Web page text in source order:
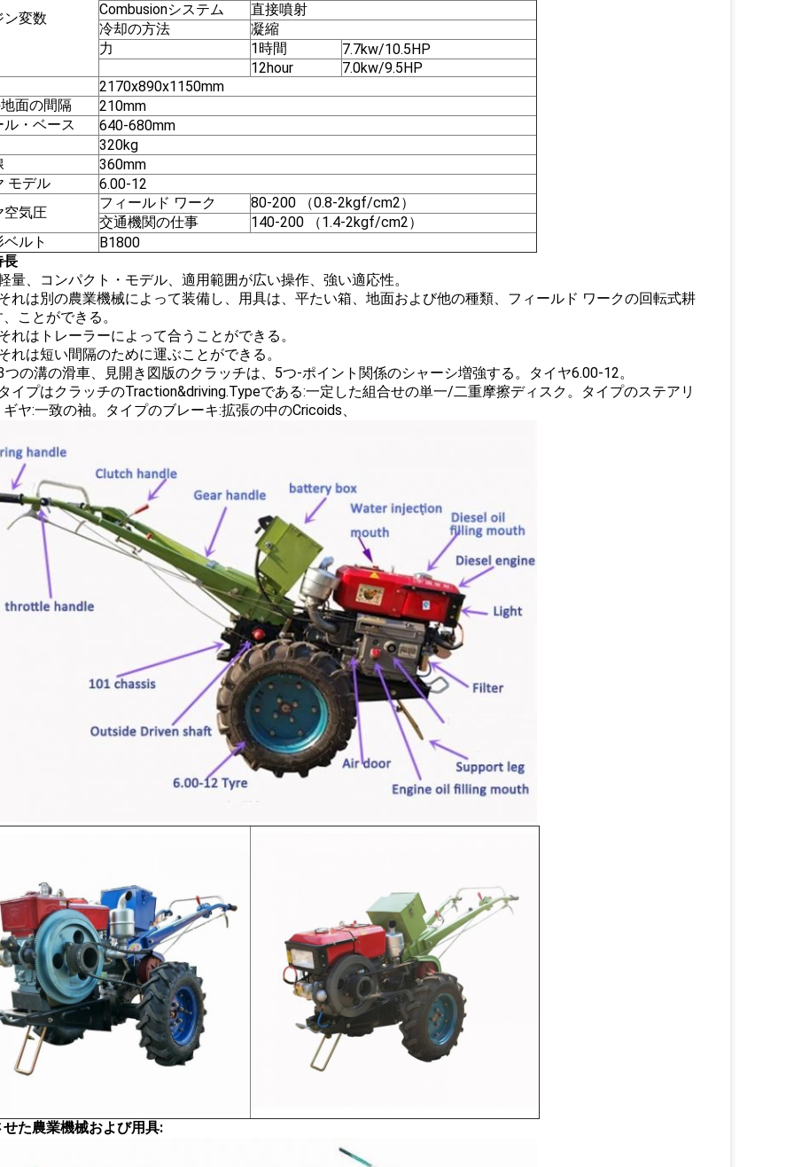
ン変数
Combusionシステム
直接噴射
冷却の方法
凝縮
力
1時間
7.7kw/10.5HP
12hour
7.0kw/9.5HP
2170x890x1150mm
面の間隔
210mm
ル・ベース
640-680mm
320kg
360mm
モデル
6.00-12
空気圧
フィールド ワーク
80-200 （0.8-2kgf/cm2）
交通機関の仕事
140-200 （1.4-2kgf/cm2）
ルト
B1800
長
量、コンパクト・モデル、適用範囲が広い操作、強い適応性。
れは別の農業機械によって装備し、用具は、平たい箱、地面および他の種類、フィールド ワークの回転式耕
ことができる。
れはトレーラーによって合うことができる。
れは短い間隔のために運ぶことができる。
つの溝の滑車、見開き図版のクラッチは、5つ-ポイント関係のシャーシ増強する。タイヤ6.00-12。
イプはクラッチのTraction&driving.Typeである:一定した組合せの単一/二重摩擦ディスク。タイプのステアリ
ヤ:一致の袖。タイプのブレーキ:拡張の中のCricoids、
た農業機械および用具: